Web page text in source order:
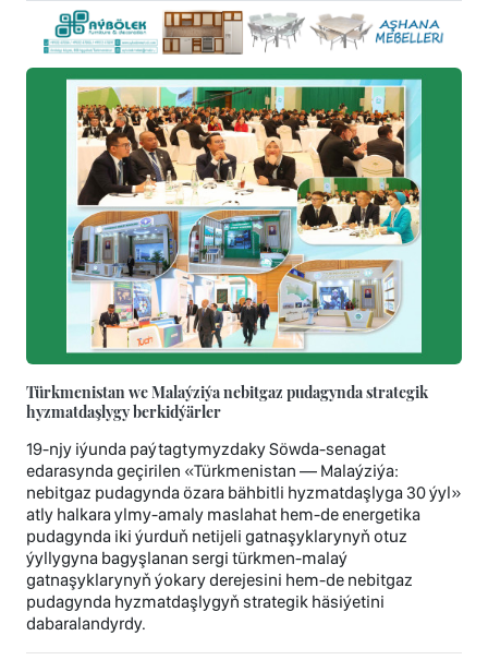
Türkmenistan we Malaýziýa nebitgaz pudagynda strategik
hyzmatdaşlygy berkidýärler
19-njy iýunda paýtagtymyzdaky Söwda-senagat
edarasynda geçirilen «Türkmenistan — Malaýziýa:
nebitgaz pudagynda özara bähbitli hyzmatdaşlyga 30 ýyl»
atly halkara ylmy-amaly maslahat hem-de energetika
pudagynda iki ýurduň netijeli gatnaşyklarynyň otuz
ýyllygyna bagyşlanan sergi türkmen-malaý
gatnaşyklarynyň ýokary derejesini hem-de nebitgaz
pudagynda hyzmatdaşlygyň strategik häsiýetini
dabaralandyrdy.